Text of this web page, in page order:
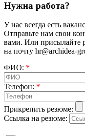
Нужна работа?
У нас всегда есть
Отправьте нам свои
вами. Или присылайте
на почту hr@archidea-
ФИО: *
Телефон: *
Прикрепить резюме:
Ссылка на резюме: